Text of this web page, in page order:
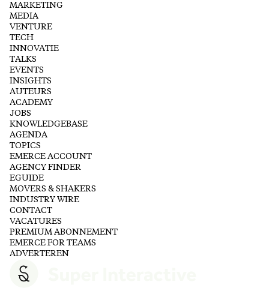
MARKETING
MEDIA
VENTURE
TECH
INNOVATIE
TALKS
EVENTS
INSIGHTS
AUTEURS
ACADEMY
JOBS
KNOWLEDGEBASE
AGENDA
TOPICS
EMERCE ACCOUNT
AGENCY FINDER
EGUIDE
MOVERS & SHAKERS
INDUSTRY WIRE
CONTACT
VACATURES
PREMIUM ABONNEMENT
EMERCE FOR TEAMS
ADVERTEREN